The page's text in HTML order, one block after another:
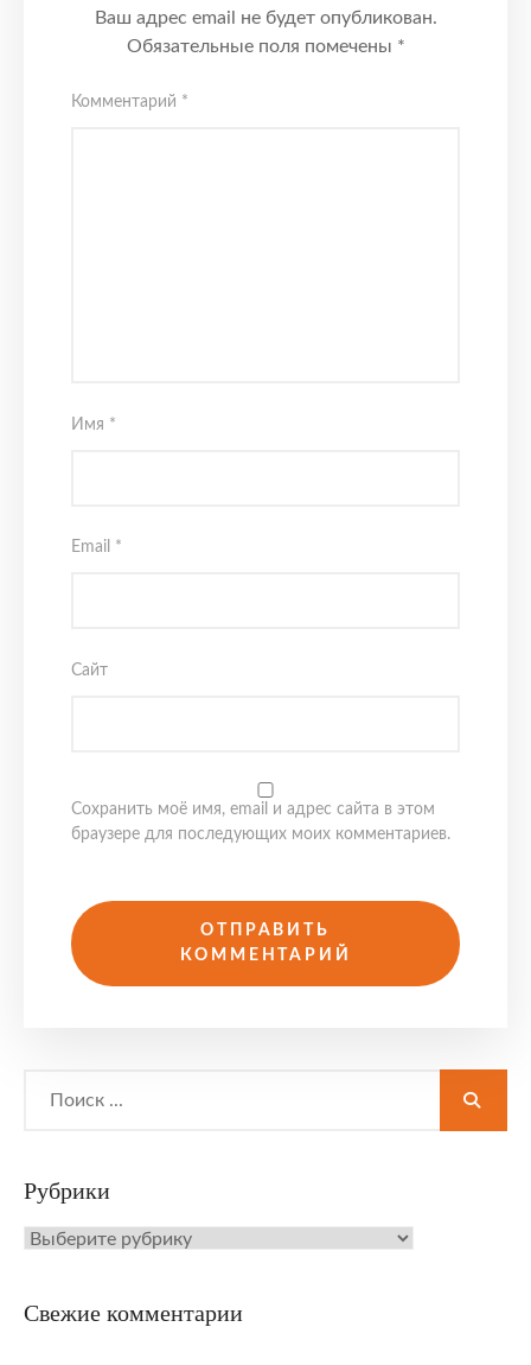
Ваш адрес email не будет опубликован.
Обязательные поля помечены *
Комментарий *
Имя *
Email *
Сайт
Сохранить моё имя, email и адрес сайта в этом
браузере для последующих моих комментариев.
Рубрики
Рубрики
Свежие комментарии